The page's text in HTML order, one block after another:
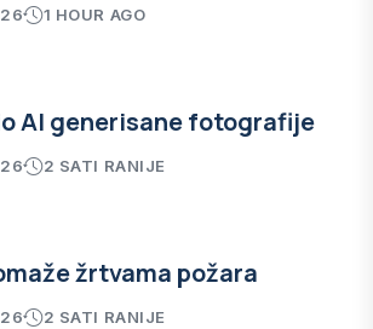
1 HOUR AGO
AI generisane fotografije
2 SATI RANIJE
žrtvama požara
2 SATI RANIJE